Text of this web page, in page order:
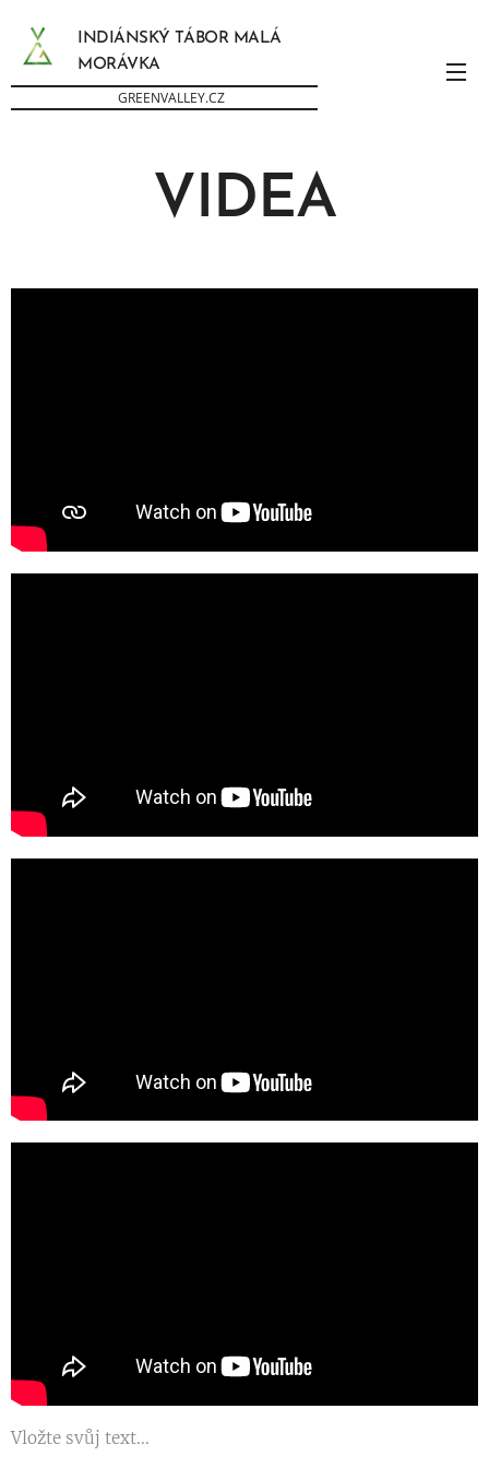
INDIÁNSKÝ TÁBOR MALÁ
MORÁVKA
GREENVALLEY.CZ
VIDEA
Vložte svůj text...